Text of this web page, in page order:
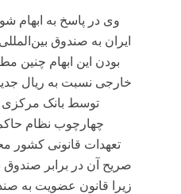
وی در پاسخ به ابهام
ایران به صندوق
بودن این ابهام چنین
خارجی نسبت به ریال
توسط بانک مرکزی
چهارچوب نظام
تعهدات قانونی کشور
صریح آن در برابر صندوق
زیرا قانون عضویت به